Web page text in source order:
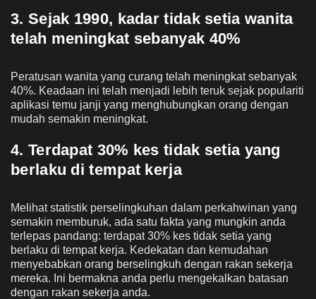
3. Sejak 1990, kadar tidak setia wanita
telah meningkat sebanyak 40%
Peratusan wanita yang curang telah meningkat sebanyak
40%. Keadaan ini telah menjadi lebih teruk sejak populariti
aplikasi temu janji yang menghubungkan orang dengan
mudah semakin meningkat.
4. Terdapat 30% kes tidak setia yang
berlaku di tempat kerja
Melihat statistik perselingkuhan dalam perkahwinan yang
semakin memburuk, ada satu fakta yang mungkin anda
terlepas pandang: terdapat 30% kes tidak setia yang
berlaku di tempat kerja. Kedekatan dan kemudahan
menyebabkan orang berselingkuh dengan rakan sekerja
mereka. Ini bermakna anda perlu mengekalkan batasan
dengan rakan sekerja anda.